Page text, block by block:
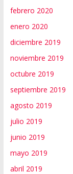
febrero 2020
enero 2020
diciembre 2019
noviembre 2019
octubre 2019
septiembre 2019
agosto 2019
julio 2019
junio 2019
mayo 2019
abril 2019